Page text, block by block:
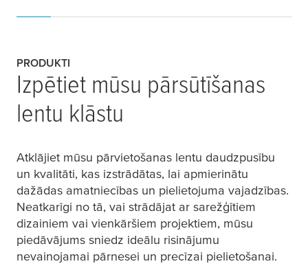
PRODUKTI
Izpētiet mūsu pārsūtīšanas
lentu klāstu
Atklājiet mūsu pārvietošanas lentu daudzpusību
un kvalitāti, kas izstrādātas, lai apmierinātu
dažādas amatniecības un pielietojuma vajadzības.
Neatkarīgi no tā, vai strādājat ar sarežģītiem
dizainiem vai vienkāršiem projektiem, mūsu
piedāvājums sniedz ideālu risinājumu
nevainojamai pārnesei un precīzai pielietošanai.